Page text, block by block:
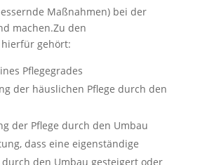
Maßnahmen) bei der
machen.Zu den
gehört:
Pflegegrades
der häuslichen Pflege durch den
der Pflege durch den Umbau
dass eine eigenständige
den Umbau gesteigert oder